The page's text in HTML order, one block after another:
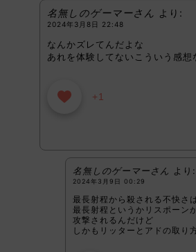
名無しのゲーマーさん より:
2024年3月8日 22:48
なんかズレてんだよな
あれを体験してないこういう感想
+1
名無しのゲーマーさん より:
2024年3月9日 00:29
最長射程から殺される不快さ
最長射程というかリスポーン
攻撃されるんだけど
しかもリッターとアドの取り